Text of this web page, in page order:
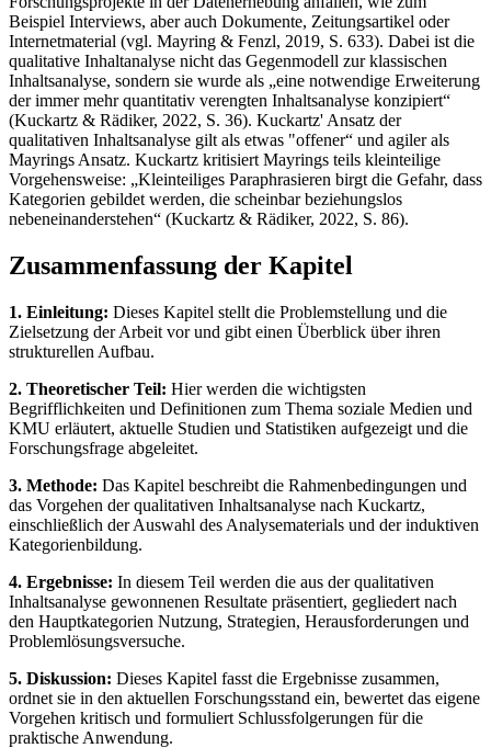
Beispiel Interviews, aber auch Dokumente, Zeitungsartikel oder
Internetmaterial (vgl. Mayring & Fenzl, 2019, S. 633). Dabei ist die
qualitative Inhaltanalyse nicht das Gegenmodell zur klassischen
Inhaltsanalyse, sondern sie wurde als „eine notwendige Erweiterung
der immer mehr quantitativ verengten Inhaltsanalyse konzipiert“
(Kuckartz & Rädiker, 2022, S. 36). Kuckartz' Ansatz der
qualitativen Inhaltsanalyse gilt als etwas "offener“ und agiler als
Mayrings Ansatz. Kuckartz kritisiert Mayrings teils kleinteilige
Vorgehensweise: „Kleinteiliges Paraphrasieren birgt die Gefahr, dass
Kategorien gebildet werden, die scheinbar beziehungslos
nebeneinanderstehen“ (Kuckartz & Rädiker, 2022, S. 86).
Zusammenfassung der Kapitel
1. Einleitung: Dieses Kapitel stellt die Problemstellung und die
Zielsetzung der Arbeit vor und gibt einen Überblick über ihren
strukturellen Aufbau.
2. Theoretischer Teil: Hier werden die wichtigsten
Begrifflichkeiten und Definitionen zum Thema soziale Medien und
KMU erläutert, aktuelle Studien und Statistiken aufgezeigt und die
Forschungsfrage abgeleitet.
3. Methode: Das Kapitel beschreibt die Rahmenbedingungen und
das Vorgehen der qualitativen Inhaltsanalyse nach Kuckartz,
einschließlich der Auswahl des Analysematerials und der induktiven
Kategorienbildung.
4. Ergebnisse: In diesem Teil werden die aus der qualitativen
Inhaltsanalyse gewonnenen Resultate präsentiert, gegliedert nach
den Hauptkategorien Nutzung, Strategien, Herausforderungen und
Problemlösungsversuche.
5. Diskussion: Dieses Kapitel fasst die Ergebnisse zusammen,
ordnet sie in den aktuellen Forschungsstand ein, bewertet das eigene
Vorgehen kritisch und formuliert Schlussfolgerungen für die
praktische Anwendung.